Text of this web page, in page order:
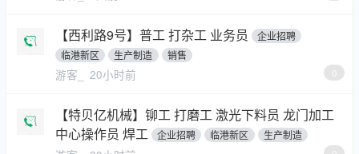
【西利路9号】普工 打杂工 业务员
企业招聘
临港新区
生产制造 销售
游客_ 20小时前 0
【特贝亿机械】铆工 打磨工 激光下料员 龙门加工
中心操作员 焊工
企业招聘 临港新区 生产制造